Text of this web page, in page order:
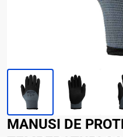
MANUSI DE